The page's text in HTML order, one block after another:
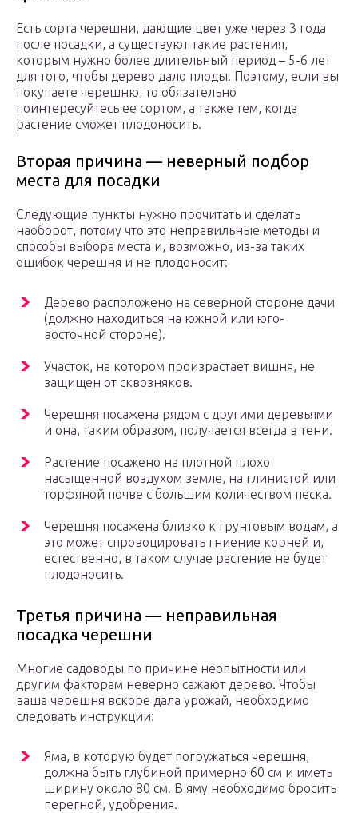
Есть сорта черешни, дающие цвет уже через 3 года
после посадки, а существуют такие растения,
которым нужно более длительный период – 5-6 лет
для того, чтобы дерево дало плоды. Поэтому, если вы
покупаете черешню, то обязательно
поинтересуйтесь ее сортом, а также тем, когда
растение сможет плодоносить.
Вторая причина — неверный подбор
места для посадки
Следующие пункты нужно прочитать и сделать
наоборот, потому что это неправильные методы и
способы выбора места и, возможно, из-за таких
ошибок черешня и не плодоносит:
Дерево расположено на северной стороне дачи
(должно находиться на южной или юго-
восточной стороне).
Участок, на котором произрастает вишня, не
защищен от сквозняков.
Черешня посажена рядом с другими деревьями
и она, таким образом, получается всегда в тени.
Растение посажено на плотной плохо
насыщенной воздухом земле, на глинистой или
торфяной почве с большим количеством песка.
Черешня посажена близко к грунтовым водам, а
это может спровоцировать гниение корней и,
естественно, в таком случае растение не будет
плодоносить.
Третья причина — неправильная
посадка черешни
Многие садоводы по причине неопытности или
другим факторам неверно сажают дерево. Чтобы
ваша черешня вскоре дала урожай, необходимо
следовать инструкции:
Яма, в которую будет погружаться черешня,
должна быть глубиной примерно 60 см и иметь
ширину около 80 см. В яму необходимо бросить
перегной, удобрения.